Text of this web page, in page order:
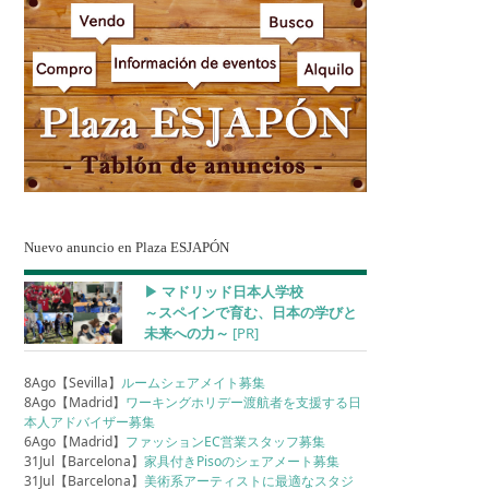
Nuevo anuncio en Plaza ESJAPÓN
▶︎ マドリッド日本人学校
～スペインで育む、日本の学びと
未来への力～ [PR]
8Ago【Sevilla】 ルームシェアメイト募集
8Ago【Madrid】 ワーキングホリデー渡航者を支援する日
本人アドバイザー募集
6Ago【Madrid】 ファッションEC営業スタッフ募集
31Jul【Barcelona】家具付きPisoのシェアメート募集
31Jul【Barcelona】美術系アーティストに最適なスタジ